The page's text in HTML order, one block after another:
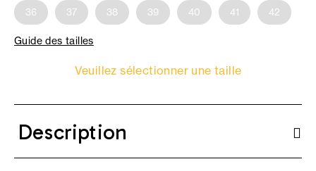
36 37 38 39 40 41 42
Guide des tailles
Veuillez sélectionner une taille
Description